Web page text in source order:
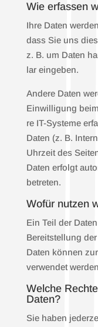
Wie erfas­sen
Ihre Daten
dass Sie uns
z. B. um Daten
lar ein­ge­ben.
Ande­re Daten
Ein­wil­li­gung
re IT-Sys­te­me
Daten (z. B.
Uhr­zeit des
Daten erfolgt
betre­ten.
Wofür nut­zen
Ein Teil der
Bereit­stel­lung
Daten kön­nen
ver­wen­det
Wel­che
Daten?
Sie haben